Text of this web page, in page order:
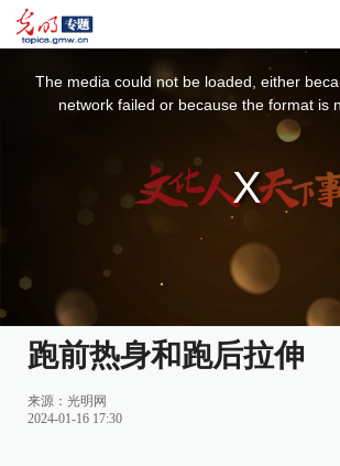
The media could not be loaded, either
network failed or because the format is
跑前热身和跑后拉伸
来源： 光明网
2024-01-16 17:30